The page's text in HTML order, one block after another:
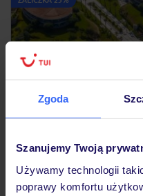
Zgoda
Szanujemy Twoją
Używamy technologii
poprawy komfortu
Capovaticano